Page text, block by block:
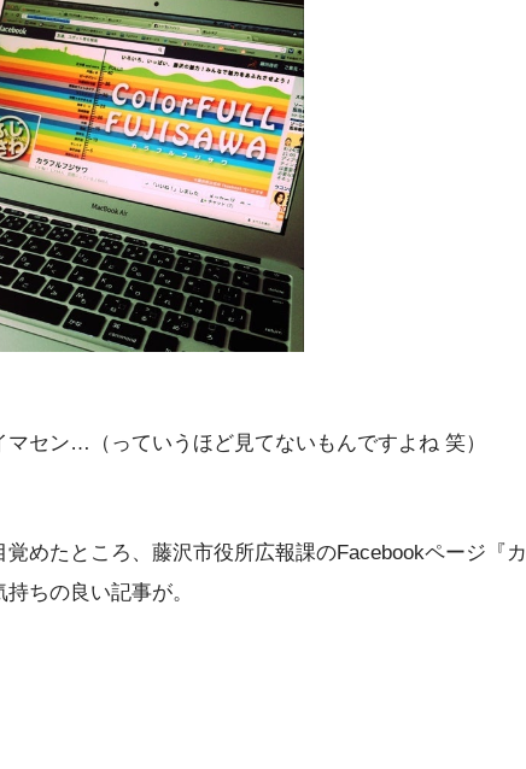
セン…（っていうほど見てないもんですよね 笑）
めたところ、藤沢市役所広報課のFacebookページ『カ
ちの良い記事が。